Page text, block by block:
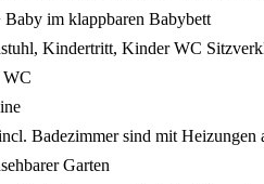
Baby im klappbaren Babybett
Kindertritt, Kinder WC
WC
Badezimmer sind mit Heizungen
Garten